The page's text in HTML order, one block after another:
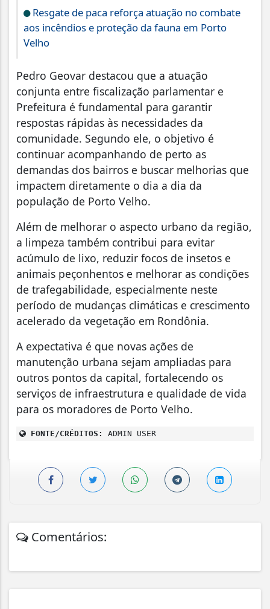
Resgate de paca reforça atuação no combate
aos incêndios e proteção da fauna em Porto
Velho
Pedro Geovar destacou que a atuação
conjunta entre fiscalização parlamentar e
Prefeitura é fundamental para garantir
respostas rápidas às necessidades da
comunidade. Segundo ele, o objetivo é
continuar acompanhando de perto as
demandas dos bairros e buscar melhorias que
impactem diretamente o dia a dia da
população de Porto Velho.
Além de melhorar o aspecto urbano da região,
a limpeza também contribui para evitar
acúmulo de lixo, reduzir focos de insetos e
animais peçonhentos e melhorar as condições
de trafegabilidade, especialmente neste
período de mudanças climáticas e crescimento
acelerado da vegetação em Rondônia.
A expectativa é que novas ações de
manutenção urbana sejam ampliadas para
outros pontos da capital, fortalecendo os
serviços de infraestrutura e qualidade de vida
para os moradores de Porto Velho.
FONTE/CRÉDITOS: ADMIN USER
Comentários: